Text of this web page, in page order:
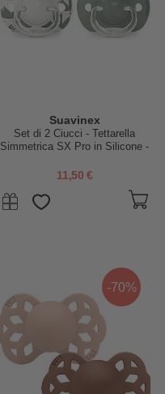
Suavinex
Set di 2 Ciucci - Tettarella
Simmetrica SX Pro in Silicone -
11,50 €
-70%